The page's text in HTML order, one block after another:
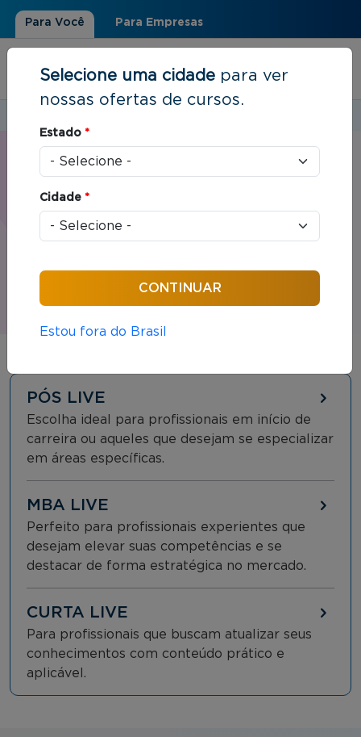
Para Você Para Empresas
Você está aqui
Live | Blumenau, SC
PÓS LIVE
Escolha ideal para profissionais em início de
carreira ou aqueles que desejam se especializar
em áreas específicas.
MBA LIVE
Perfeito para profissionais experientes que
desejam elevar suas competências e se
destacar de forma estratégica no mercado.
CURTA LIVE
Para profissionais que buscam atualizar seus
conhecimentos com conteúdo prático e
aplicável.
Selecione uma cidade para ver
nossas ofertas de cursos.
Estado *
Cidade *
Estou fora do Brasil